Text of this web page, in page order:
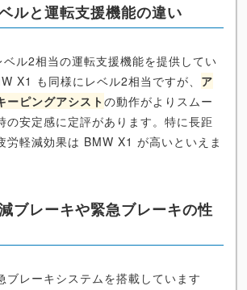
ルと運転支援機能の違い
ル2相当の運転支援機能を提供してい
X1 も同様にレベル2相当ですが、 ア
ーピングアシストの動作がよりスムー
の安定感に定評があります。特に長距
労軽減効果は BMW X1 が高いといえま
ブレーキや緊急ブレーキの性
ブレーキシステムを搭載しています